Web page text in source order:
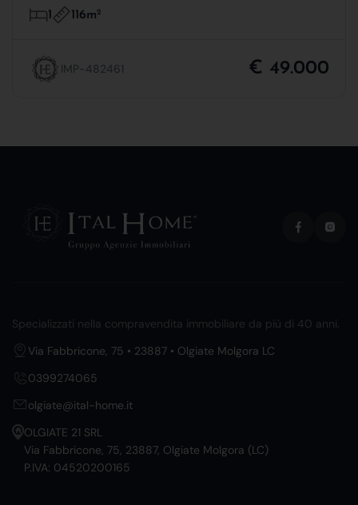
1 116m2
IMP-482461 € 49.000
Specializzati nella compravendita immobiliare da più di 40 anni.
Via Fabbricone, 75 • 23887 • Olgiate Molgora LC
0399274065
olgiate@ital-home.it
OLGIATE 21 SRL
Via Fabbricone, 75, 23887, Olgiate Molgora (LC)
P.IVA: 04520200165